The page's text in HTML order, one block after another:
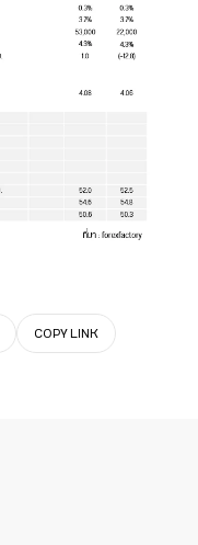
COPY LINK